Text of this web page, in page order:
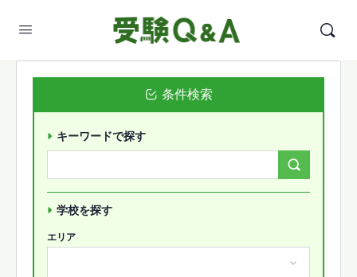
条件検索
キーワードで探す
学校を探す
エリア